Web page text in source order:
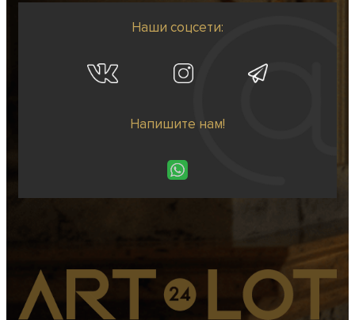
Наши соцсети:
Напишите нам!